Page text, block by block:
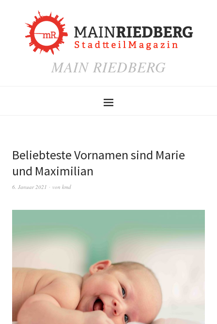
MAIN RIEDBERG
Beliebteste Vornamen sind Marie
und Maximilian
6. Januar 2021 von kmd